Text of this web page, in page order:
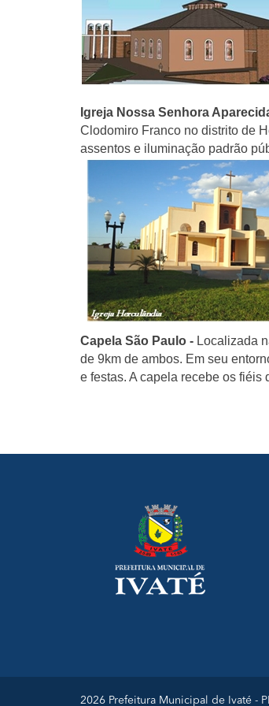
Igreja Nossa Senhora
Clodomiro Franco no distrito de
assentos e iluminação padrão
Capela São Paulo - Localizada
de 9km de ambos. Em seu
e festas. A capela recebe os
2026 Prefeitura Municipal de Ivaté -